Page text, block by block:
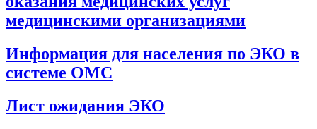
медицинскими организациями
Информация для населения по ЭКО в
системе ОМС
Лист ожидания ЭКО